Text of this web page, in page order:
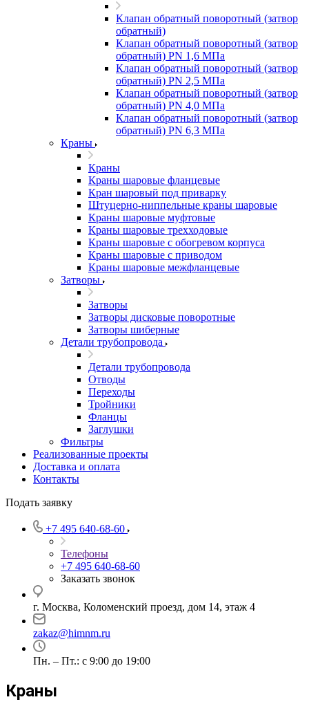
Клапан обратный поворотный (затвор
обратный)
Клапан обратный поворотный (затвор
обратный) PN 1,6 МПа
Клапан обратный поворотный (затвор
обратный) PN 2,5 МПа
Клапан обратный поворотный (затвор
обратный) PN 4,0 МПа
Клапан обратный поворотный (затвор
обратный) PN 6,3 МПа
Краны
Краны
Краны шаровые фланцевые
Кран шаровый под приварку
Штуцерно-ниппельные краны шаровые
Краны шаровые муфтовые
Краны шаровые трехходовые
Краны шаровые с обогревом корпуса
Краны шаровые с приводом
Краны шаровые межфланцевые
Затворы
Затворы
Затворы дисковые поворотные
Затворы шиберные
Детали трубопровода
Детали трубопровода
Отводы
Переходы
Тройники
Фланцы
Заглушки
Фильтры
Реализованные проекты
Доставка и оплата
Контакты
Подать заявку
+7 495 640-68-60
Телефоны
+7 495 640-68-60
Заказать звонок
г. Москва, Коломенский проезд, дом 14, этаж 4
zakaz@himnm.ru
Пн. – Пт.: с 9:00 до 19:00
Краны